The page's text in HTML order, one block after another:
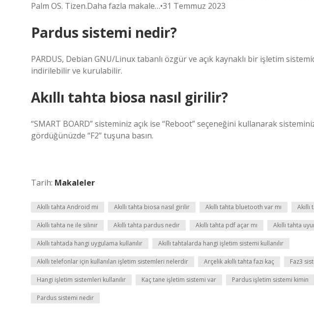
Palm OS. Tizen.Daha fazla makale…•31 Temmuz 2023
Pardus sistemi nedir?
PARDUS, Debian GNU/Linux tabanlı özgür ve açık kaynaklı bir işletim
indirilebilir ve kurulabilir.
Akıllı tahta biosa nasıl girilir?
“SMART BOARD” sisteminiz açık ise “Reboot” seçeneğini kullanarak
gördüğünüzde “F2” tuşuna basın.
Tarih: Makaleler
Akıllı tahta Android mi Akıllı tahta biosa nasıl girilir Akıllı tahta bluetooth var mı Akıllı
Akıllı tahta ne ile silinir Akıllı tahta pardus nedir Akıllı tahta pdf açar mı Akıllı tahta
Akıllı tahtada hangi uygulama kullanılır Akıllı tahtalarda hangi işletim sistemi kullanılır
Akıllı telefonlar için kullanılan işletim sistemleri nelerdir Arçelik akıllı tahta fazı kaç Faz3
Hangi işletim sistemleri kullanılır Kaç tane işletim sistemi var Pardus işletim sistemi kimin
Pardus sistemi nedir